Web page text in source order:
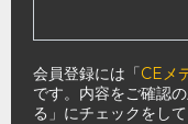
会員登録には「CEメ
です。内容をご確認
る」にチェックをし